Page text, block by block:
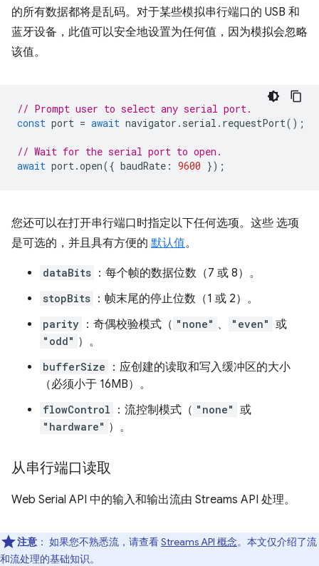
的所有数据都将是乱码。对于某些模拟串行端口的 USB 和
蓝牙设备，此值可以安全地设置为任何值，因为模拟会忽略
该值。
// Prompt user to select any serial port.
const port = await navigator . serial . requestPort();
// Wait for the serial port to open.
await port.open({ baudRate : 9600 });
您还可以在打开串行端口时指定以下任何选项。这些 选项
是可选的，并且具有方便的 默认值。
dataBits ：每个帧的数据位数（7 或 8）。
stopBits ：帧末尾的停止位数（1 或 2）。
parity ：奇偶校验模式（ "none" 、 "even" 或
"odd" ）。
bufferSize
：应创建的读取和写入缓冲区的大小
（必须小于 16MB）。
flowControl ：流控制模式（ "none" 或
"hardware" ）。
从串行端口读取
Web Serial API 中的输入和输出流由 Streams API 处理。
注意 ： 如果您不熟悉流，请查看Streams API 概念。本文仅介绍了流
和流处理的基础知识。